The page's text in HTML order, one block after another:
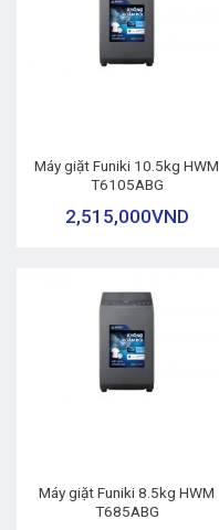
Máy giặt Funiki 10.5kg HWM
T6105ABG
2,515,000VND
Máy giặt Funiki 8.5kg HWM
T685ABG